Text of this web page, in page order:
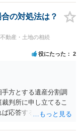
に入院してそのまま
成立を認めたうえで
があるようですが い
があり 立証は困難な
る可能性があります
しょう。 伯母からの
に相談されるのがよ
の対処法は？
動産・土地の相続
役にたった 2
方とする遺産分割調
判所に申し立てるこ
応答する可能性がま
要書類をてきぱきと